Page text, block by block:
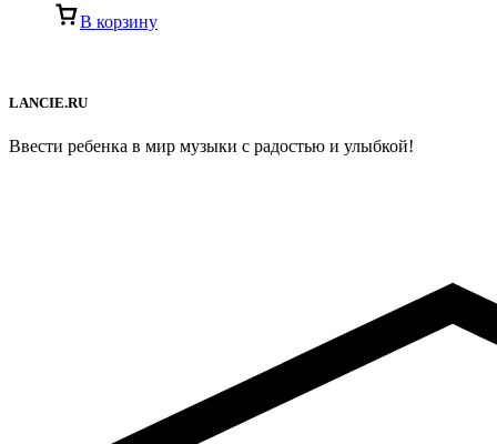
В корзину
LANCIE.RU
Ввести ребенка в мир музыки с радостью и улыбкой!